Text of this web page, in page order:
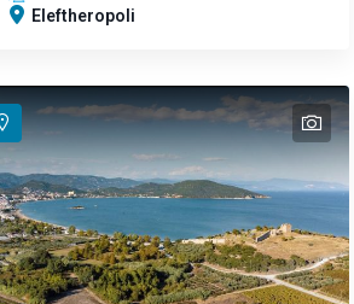
Eleftheropoli
text
text
text